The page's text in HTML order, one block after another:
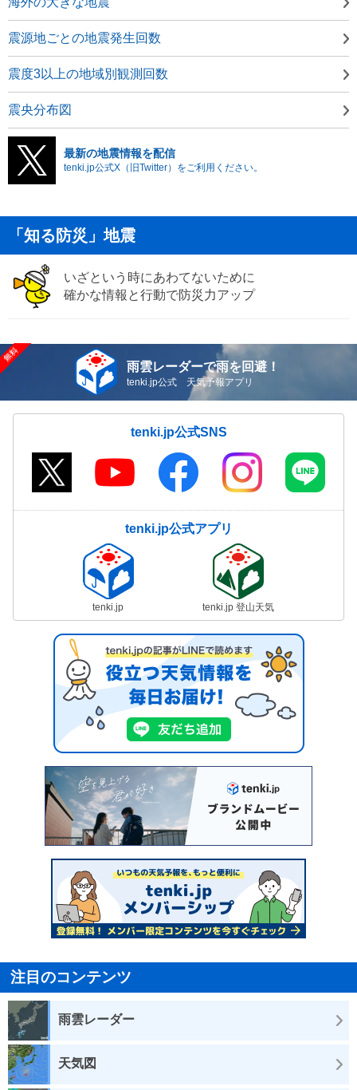
震源地ごとの地震発生回数
震度3以上の地域別観測回数
震央分布図
最新の地震情報を配信
tenki.jp公式X（旧Twitter）をご利用ください。
「知る防災」地震
いざという時にあわてないために
確かな情報と行動で防災力アップ
雨雲レーダーで雨を回避！
tenki.jp公式 天気予報アプリ
tenki.jp公式SNS
tenki.jp公式アプリ
tenki.jp tenki.jp 登山天気
注目のコンテンツ
雨雲レーダー
天気図